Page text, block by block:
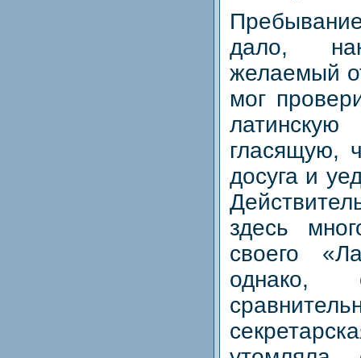
дало,
желаемый
мог
гласящую,
досуга и
здесь
своего
однако,